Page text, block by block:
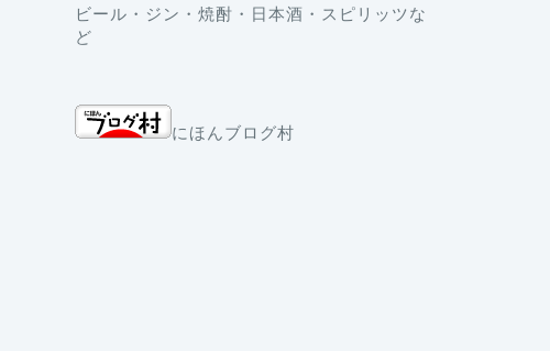
ビール・ジン・焼酎・日本酒・スピリッツな
ど
にほんブログ村